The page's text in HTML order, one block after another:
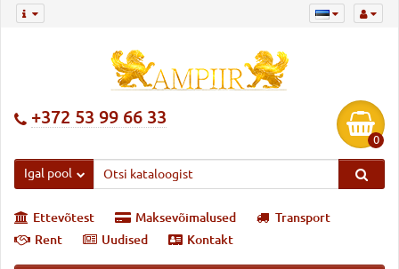
+372 53 99 66 33
0
Igal pool
Ettevõtest Maksevõimalused
Transport
Rent
Uudised Kontakt